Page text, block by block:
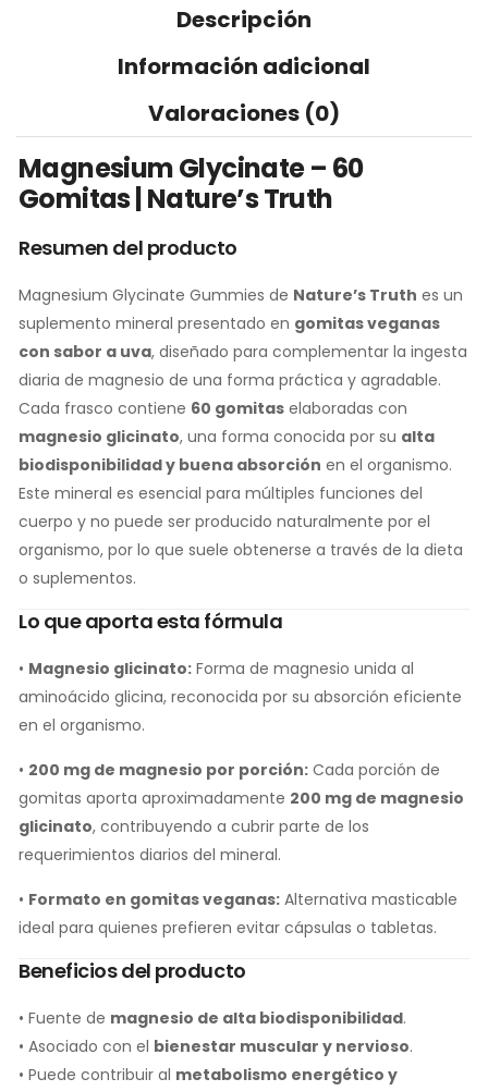
Descripción
Información adicional
Valoraciones (0)
Magnesium Glycinate – 60
Gomitas | Nature’s Truth
Resumen del producto
Magnesium Glycinate Gummies de Nature’s Truth es un
suplemento mineral presentado en gomitas veganas
con sabor a uva, diseñado para complementar la ingesta
diaria de magnesio de una forma práctica y agradable.
Cada frasco contiene 60 gomitas elaboradas con
magnesio glicinato, una forma conocida por su alta
biodisponibilidad y buena absorción en el organismo.
Este mineral es esencial para múltiples funciones del
cuerpo y no puede ser producido naturalmente por el
organismo, por lo que suele obtenerse a través de la dieta
o suplementos.
Lo que aporta esta fórmula
• Magnesio glicinato: Forma de magnesio unida al
aminoácido glicina, reconocida por su absorción eficiente
en el organismo.
• 200 mg de magnesio por porción: Cada porción de
gomitas aporta aproximadamente 200 mg de magnesio
glicinato, contribuyendo a cubrir parte de los
requerimientos diarios del mineral.
• Formato en gomitas veganas: Alternativa masticable
ideal para quienes prefieren evitar cápsulas o tabletas.
Beneficios del producto
• Fuente de magnesio de alta biodisponibilidad.
• Asociado con el bienestar muscular y nervioso.
• Puede contribuir al metabolismo energético y